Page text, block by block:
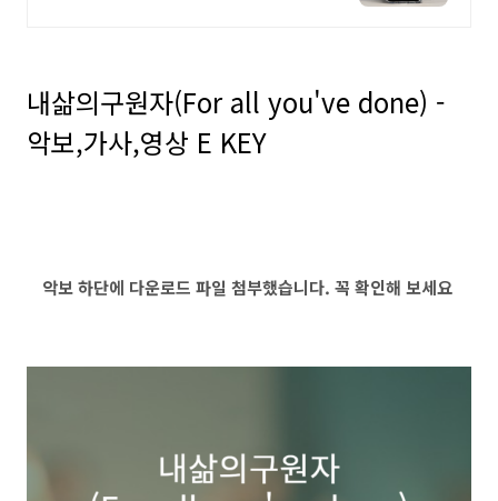
내삶의구원자(For all you've done) -
악보,가사,영상 E KEY
악보 하단에 다운로드 파일 첨부했습니다. 꼭 확인해 보세요